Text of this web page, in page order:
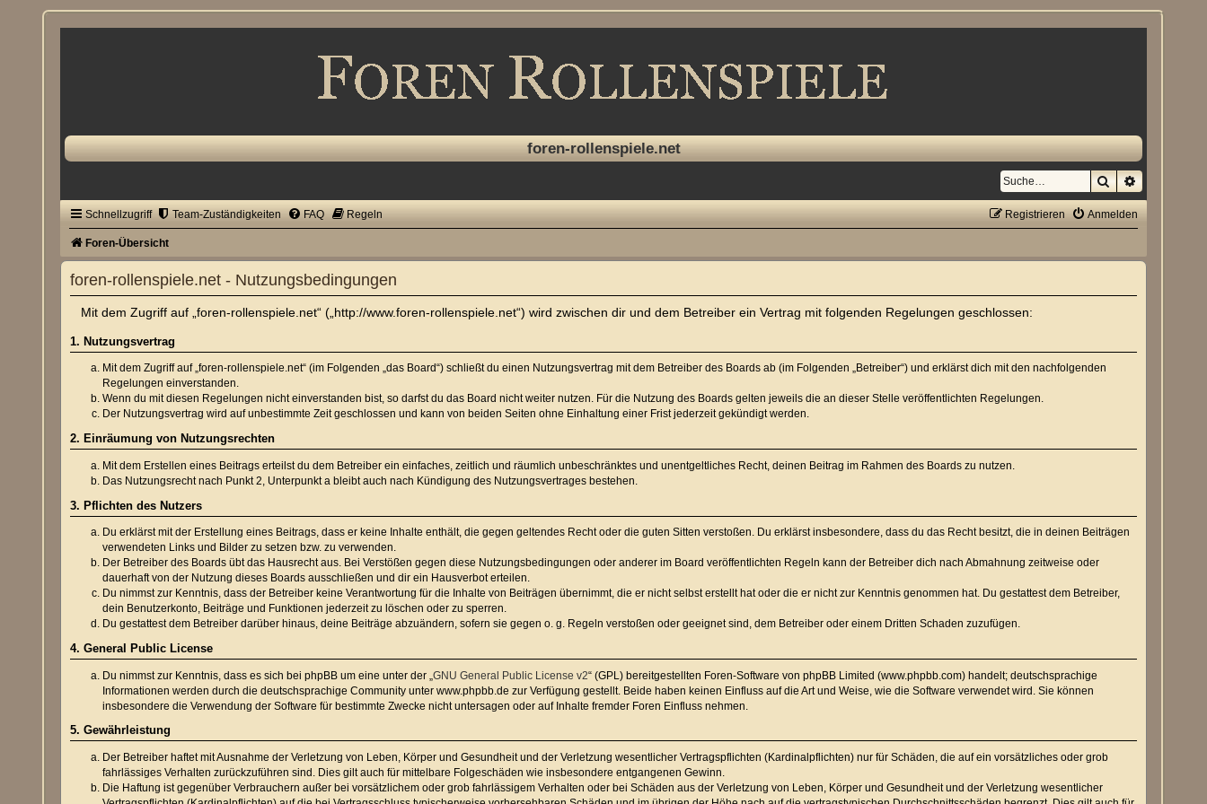
foren-rollenspiele.net
SucheErweiterte
Schnellzugriff Team-Zuständigkeiten FAQ Regeln Anmelden
Registrieren
Foren-Übersicht
foren-rollenspiele.net - Nutzungsbedingungen
Mit dem Zugriff auf „foren-rollenspiele.net“ („http://www.foren-rollenspiele.net“) wird zwischen dir und dem Betreiber ein Vertrag mit folgenden Regelungen geschlossen:
1. Nutzungsvertrag
Mit dem Zugriff auf „foren-rollenspiele.net“ (im Folgenden „das Board“) schließt du einen Nutzungsvertrag mit dem Betreiber des Boards ab (im Folgenden „Betreiber“) und erklärst dich mit den nachfolgenden
Regelungen einverstanden.
Wenn du mit diesen Regelungen nicht einverstanden bist, so darfst du das Board nicht weiter nutzen. Für die Nutzung des Boards gelten jeweils die an dieser Stelle veröffentlichten Regelungen.
Der Nutzungsvertrag wird auf unbestimmte Zeit geschlossen und kann von beiden Seiten ohne Einhaltung einer Frist jederzeit gekündigt werden.
2. Einräumung von Nutzungsrechten
Mit dem Erstellen eines Beitrags erteilst du dem Betreiber ein einfaches, zeitlich und räumlich unbeschränktes und unentgeltliches Recht, deinen Beitrag im Rahmen des Boards zu nutzen.
Das Nutzungsrecht nach Punkt 2, Unterpunkt a bleibt auch nach Kündigung des Nutzungsvertrages bestehen.
3. Pflichten des Nutzers
Du erklärst mit der Erstellung eines Beitrags, dass er keine Inhalte enthält, die gegen geltendes Recht oder die guten Sitten verstoßen. Du erklärst insbesondere, dass du das Recht besitzt, die in deinen Beiträgen
verwendeten Links und Bilder zu setzen bzw. zu verwenden.
Der Betreiber des Boards übt das Hausrecht aus. Bei Verstößen gegen diese Nutzungsbedingungen oder anderer im Board veröffentlichten Regeln kann der Betreiber dich nach Abmahnung zeitweise oder
dauerhaft von der Nutzung dieses Boards ausschließen und dir ein Hausverbot erteilen.
Du nimmst zur Kenntnis, dass der Betreiber keine Verantwortung für die Inhalte von Beiträgen übernimmt, die er nicht selbst erstellt hat oder die er nicht zur Kenntnis genommen hat. Du gestattest dem Betreiber,
dein Benutzerkonto, Beiträge und Funktionen jederzeit zu löschen oder zu sperren.
Du gestattest dem Betreiber darüber hinaus, deine Beiträge abzuändern, sofern sie gegen o. g. Regeln verstoßen oder geeignet sind, dem Betreiber oder einem Dritten Schaden zuzufügen.
4. General Public License
Du nimmst zur Kenntnis, dass es sich bei phpBB um eine unter der „GNU General Public License v2“ (GPL) bereitgestellten Foren-Software von phpBB Limited (www.phpbb.com) handelt; deutschsprachige
Informationen werden durch die deutschsprachige Community unter www.phpbb.de zur Verfügung gestellt. Beide haben keinen Einfluss auf die Art und Weise, wie die Software verwendet wird. Sie können
insbesondere die Verwendung der Software für bestimmte Zwecke nicht untersagen oder auf Inhalte fremder Foren Einfluss nehmen.
5. Gewährleistung
Der Betreiber haftet mit Ausnahme der Verletzung von Leben, Körper und Gesundheit und der Verletzung wesentlicher Vertragspflichten (Kardinalpflichten) nur für Schäden, die auf ein vorsätzliches oder grob
fahrlässiges Verhalten zurückzuführen sind. Dies gilt auch für mittelbare Folgeschäden wie insbesondere entgangenen Gewinn.
Die Haftung ist gegenüber Verbrauchern außer bei vorsätzlichem oder grob fahrlässigem Verhalten oder bei Schäden aus der Verletzung von Leben, Körper und Gesundheit und der Verletzung wesentlicher